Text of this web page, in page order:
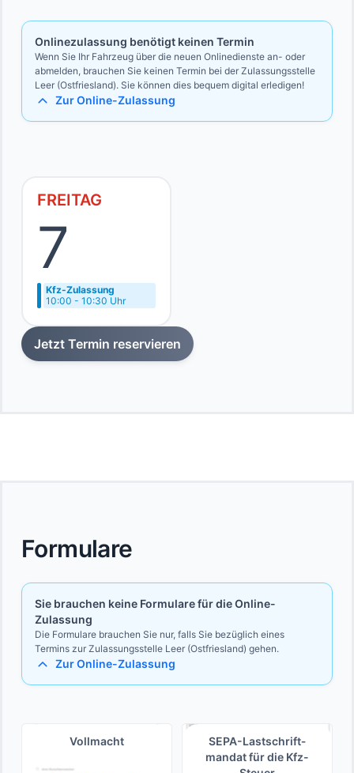
Onlinezulassung benötigt keinen Termin
Wenn Sie Ihr Fahrzeug über die neuen Onlinedienste an- oder
abmelden, brauchen Sie keinen Termin bei der Zulassungsstelle
Leer (Ostfriesland). Sie können dies bequem digital erledigen!
Zur Online-Zulassung
FREITAG
7
Kfz-Zulassung
10:00 - 10:30 Uhr
Jetzt Termin reservieren
Formulare
Sie brauchen keine Formulare für die Online-
Zulassung
Die Formulare brauchen Sie nur, falls Sie bezüglich eines
Termins zur Zulassungsstelle Leer (Ostfriesland) gehen.
Zur Online-Zulassung
Vollmacht
SEPA-Lastschrift­
mandat für die Kfz-